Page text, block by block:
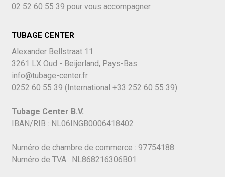
02 52 60 55 39 pour vous accompagner
TUBAGE CENTER
Alexander Bellstraat 11
3261 LX Oud - Beijerland, Pays-Bas
info@tubage-center.fr
0252 60 55 39 (International +33 252 60 55 39)
Tubage Center B.V.
IBAN/RIB : NL06INGB0006418402
Numéro de chambre de commerce : 97754188
Numéro de TVA : NL868216306B01